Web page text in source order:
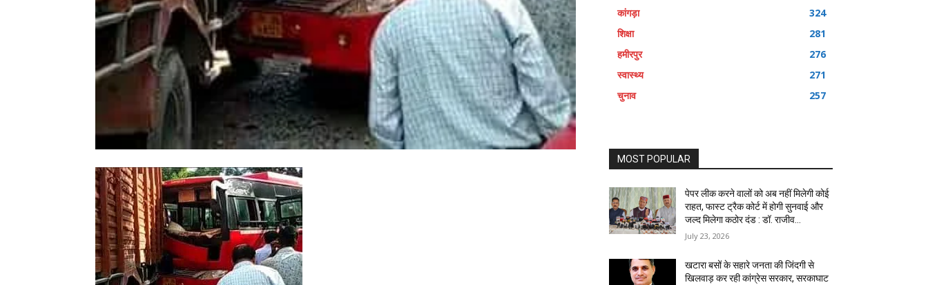
कांगड़ा
324
शिक्षा
281
हमीरपुर
276
स्वास्थ्य
271
चुनाव
257
MOST POPULAR
पेपर लीक करने वालों को अब नहीं मिलेगी कोई
राहत, फास्ट ट्रैक कोर्ट में होगी सुनवाई और
जल्द मिलेगा कठोर दंड : डॉ. राजीव...
July 23, 2026
खटारा बसों के सहारे जनता की जिंदगी से
खिलवाड़ कर रही कांग्रेस सरकार, सरकाघाट